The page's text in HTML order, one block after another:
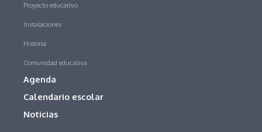
Proyecto educativo
Instalaciones
Historia
Comunidad educativa
Agenda
Calendario escolar
Noticias